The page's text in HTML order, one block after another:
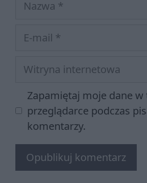
Witryna
internetowa
Zapamiętaj moje dane w
przeglądarce podczas
komentarzy.